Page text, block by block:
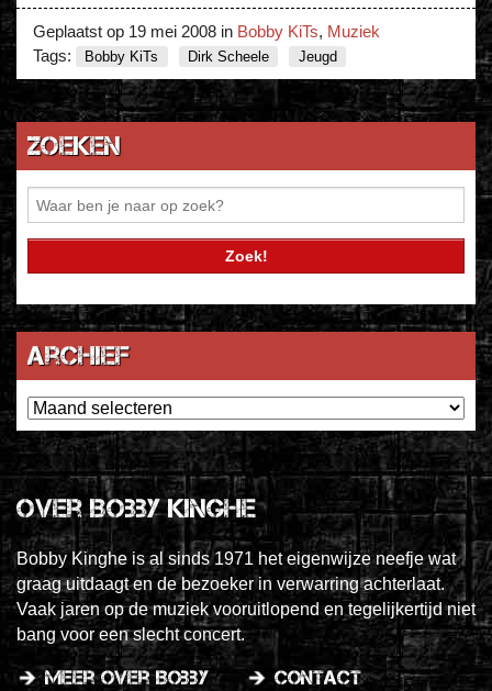
Geplaatst op 19 mei 2008 in Bobby KiTs, Muziek
Tags:
Bobby KiTs Dirk Scheele Jeugd
Zoeken
Archief
Archief
Over Bobby Kinghe
Bobby Kinghe is al sinds 1971 het eigenwijze neefje wat
graag uitdaagt en de bezoeker in verwarring achterlaat.
Vaak jaren op de muziek vooruitlopend en tegelijkertijd niet
bang voor een slecht concert.
meer over Bobby contact